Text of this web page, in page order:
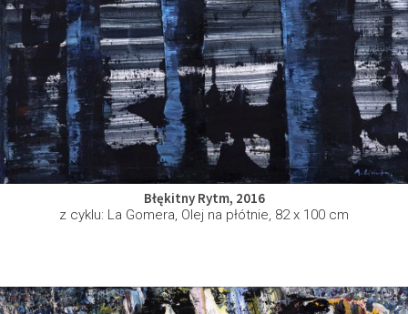
Błękitny Rytm, 2016
z cyklu: La Gomera, Olej na płótnie, 82 x 100 cm